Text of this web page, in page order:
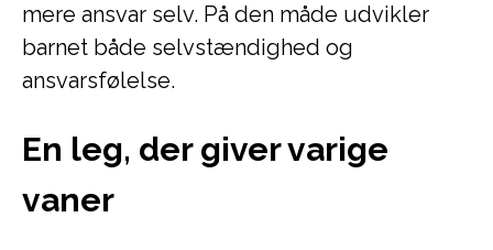
mere ansvar selv. På den måde udvikler
barnet både selvstændighed og
ansvarsfølelse.
En leg, der giver varige
vaner